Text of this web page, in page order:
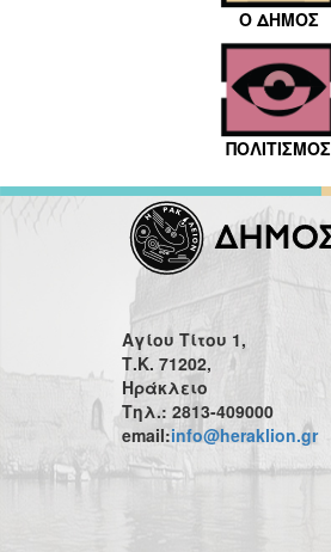
Ο ΔΗΜΟΣ
ΠΟΛΙΤΙΣΜΟΣ
Αγίου Τίτου 1,
Τ.Κ. 71202,
Ηράκλειο
Τηλ.: 2813-409000
email:info@heraklion.gr